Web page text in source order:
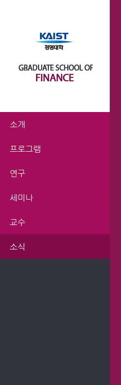
소개
프로그램
연구
세미나
교수
소식